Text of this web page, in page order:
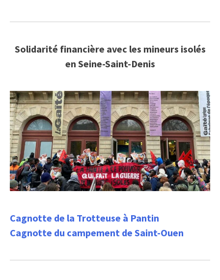
Solidarité financière avec les mineurs isolés
en Seine-Saint-Denis
Cagnotte de la Trotteuse à Pantin
Cagnotte du campement de Saint-Ouen